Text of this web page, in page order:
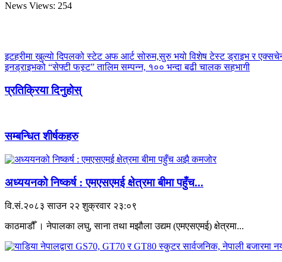
News Views: 254
इटहरीमा खुल्यो दिपलको स्टेट अफ आर्ट सोरुम,सुरु भयो विशेष टेस्ट ड्राइभ र
इनड्राइभको “सेफ्टी फस्र्ट” तालिम सम्पन्न, १०० भन्दा बढी चालक सहभागी
प्रतिक्रिया दिनुहोस्
सम्बन्धित शीर्षकहरु
अध्ययनको निष्कर्ष : एमएसएमई क्षेत्रमा बीमा पहुँच...
वि.सं.२०८३ साउन २२ शुक्रवार २३:०९
काठमाडौँ । नेपालका लघु, साना तथा मझौला उद्यम (एमएसएमई) क्षेत्रमा...